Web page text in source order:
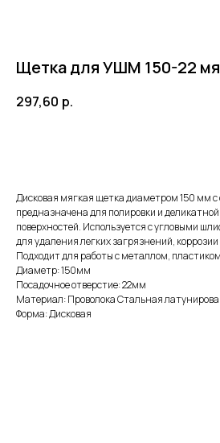
Щетка для УШМ 150-22
297,60 р.
Дисковая мягкая щетка диаметром 150 мм с
предназначена для полировки и
поверхностей. Используется с угловыми
для удаления легких загрязнений,
Подходит для работы с металлом,
Диаметр: 150мм
Посадочное отверстие: 22мм
Материал: Проволока Стальная
Форма: Дисковая